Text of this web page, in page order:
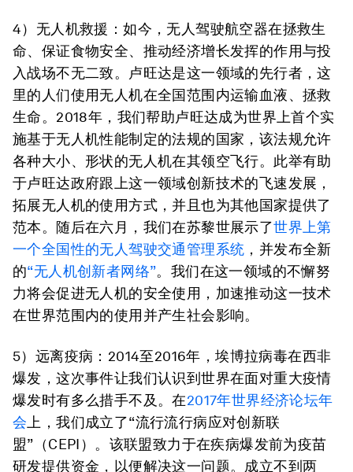
4）无人机救援：如今，无人驾驶航空器在拯救生
命、保证食物安全、推动经济增长发挥的作用与投
入战场不无二致。卢旺达是这一领域的先行者，这
里的人们使用无人机在全国范围内运输血液、拯救
生命。2018年，我们帮助卢旺达成为世界上首个实
施基于无人机性能制定的法规的国家，该法规允许
各种大小、形状的无人机在其领空飞行。此举有助
于卢旺达政府跟上这一领域创新技术的飞速发展，
拓展无人机的使用方式，并且也为其他国家提供了
范本。随后在六月，我们在苏黎世展示了世界上第
一个全国性的无人驾驶交通管理系统 ，并发布全新
的“无人机创新者网络”。我们在这一领域的不懈努
力将会促进无人机的安全使用，加速推动这一技术
在世界范围内的使用并产生社会影响。
5）远离疫病： 2014至2016年，埃博拉病毒在西非
爆发，这次事件让我们认识到世界在面对重大疫情
爆发时有多么措手不及。在2017年世界经济论坛年
会 上，我们成立了“流行流行病应对创新联
盟”（CEPI）。该联盟致力于在疾病爆发前为疫苗
研发提供资金，以便解决这一问题。成立不到两